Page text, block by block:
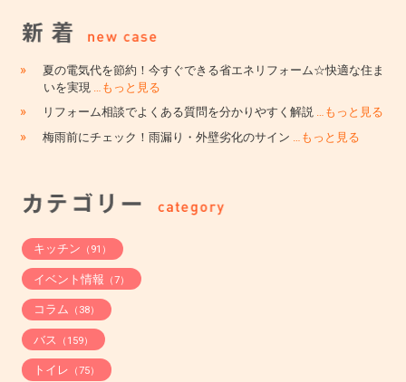
»
夏の電気代を節約！今すぐできる省エネリフォーム☆快適な住ま
いを実現 …もっと見る
» リフォーム相談でよくある質問を分かりやすく解説 …もっと見る
» 梅雨前にチェック！雨漏り・外壁劣化のサイン …もっと見る
キッチン （91）
イベント情報 （7）
コラム （38）
バス （159）
トイレ （75）